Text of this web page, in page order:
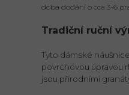
doba dodání o cca 3-6
Tradiční ruční
Tyto dámské
povrchovou úpravou
jsou přírodními